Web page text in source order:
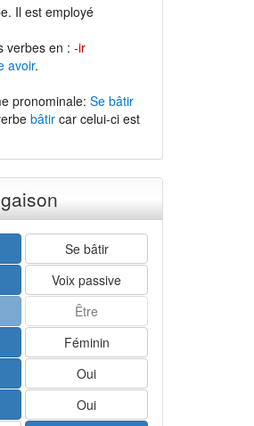
Il est employé
verbes en : -ir
avoir.
pronominale: Se bâtir
bâtircar celui-ci est
Se bâtir
Voix passive
Être
Féminin
Oui
Oui